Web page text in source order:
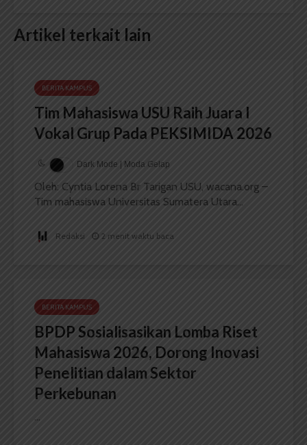
Artikel terkait lain
BERITA KAMPUS
Tim Mahasiswa USU Raih Juara I
Vokal Grup Pada PEKSIMIDA 2026
Dark Mode | Moda Gelap
Oleh: Cyntia Lorena Br Tarigan USU, wacana.org –
Tim mahasiswa Universitas Sumatera Utara...
Redaksi 2 menit waktu baca
BERITA KAMPUS
BPDP Sosialisasikan Lomba Riset
Mahasiswa 2026, Dorong Inovasi
Penelitian dalam Sektor
Perkebunan
...